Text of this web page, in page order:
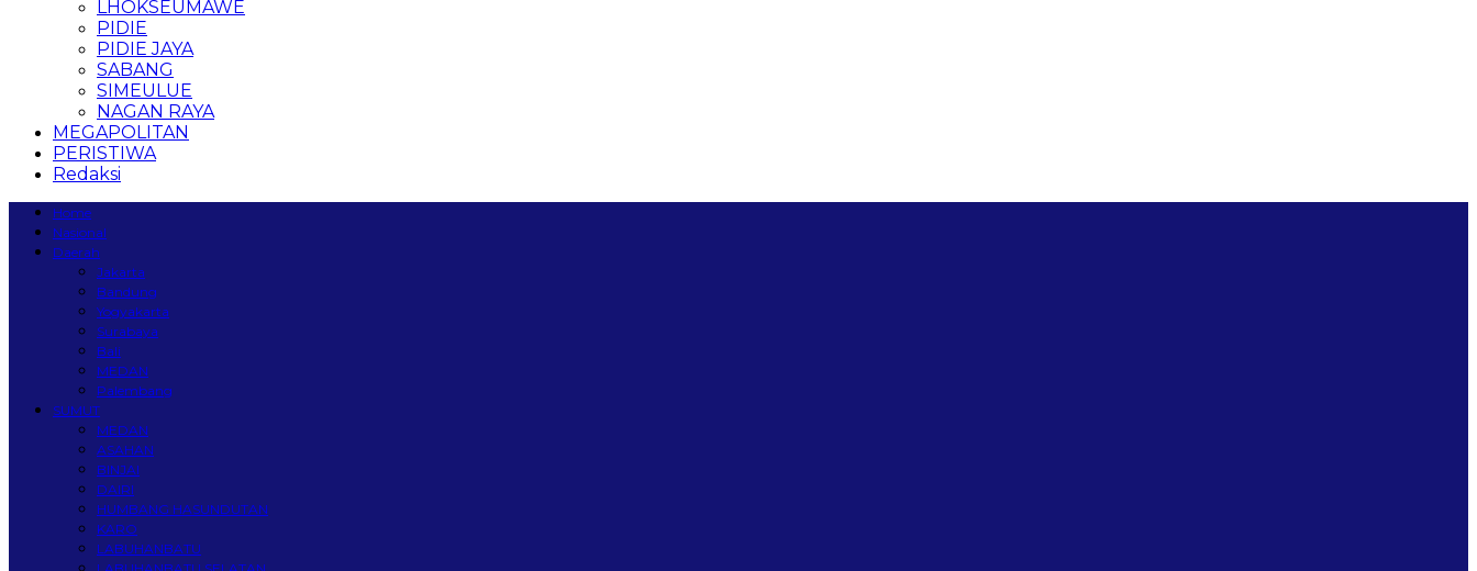
LHOKSEUMAWE
PIDIE
PIDIE JAYA
SABANG
SIMEULUE
NAGAN RAYA
MEGAPOLITAN
PERISTIWA
Redaksi
Home
Nasional
Daerah
Jakarta
Bandung
Yogyakarta
Surabaya
Bali
MEDAN
Palembang
SUMUT
MEDAN
ASAHAN
BINJAI
DAIRI
HUMBANG HASUNDUTAN
KARO
LABUHANBATU